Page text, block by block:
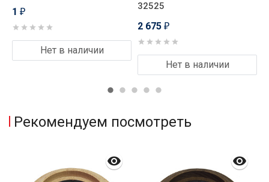
1 ₽
Нет в наличии
32525
2 675 ₽
Нет в наличии
Рекомендуем посмотреть